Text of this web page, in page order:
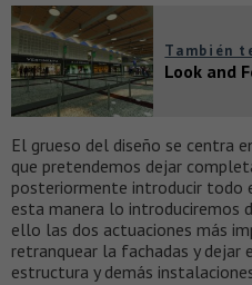
También
Look and
El grueso del diseño se centra
que pretendemos dejar
posteriormente introducir todo
esta manera lo introduciremos
ello las dos actuaciones más
retranquear la fachadas y
estructura y demás